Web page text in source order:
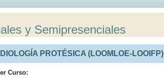
y Semipresenciales
PROTÉSICA (LOOMLOE-LOOIFP)
Curso: